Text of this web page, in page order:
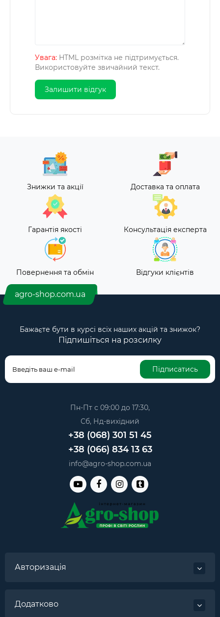
Увага: HTML розмітка не підтримується.
Використовуйте звичайний текст.
Залишити відгук
Знижки та акції Доставка та оплата
Гарантія якості Консультація експерта
Повернення та обмін Відгуки клієнтів
agro-shop.com.ua
Бажаєте бути в курсі всіх наших акцій та знижок?
Підпишіться на розсилку
Підписатись
Пн-Пт с 09:00 до 17:30,
Сб, Нд-вихідний
+38 (068) 301 51 45
+38 (066) 834 13 63
info@agro-shop.com.ua
Авторизація
Додатково